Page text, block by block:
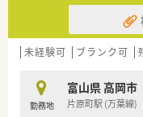
【求人情報について
■給与は経験や能
決定され昇給賞与
のバランスが取り
■未経験者や新卒
社後の成長をサポ
未経験可 ブランク可
勤務地
富山県 高岡市
片原町駅 (万葉線)